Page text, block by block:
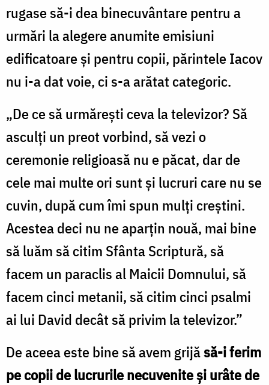
rugase să-i dea binecuvântare pentru a
urmări la alegere anumite emisiuni
edificatoare şi pentru copii, părintele Iacov
nu i-a dat voie, ci s-a arătat categoric.
„De ce să urmăreşti ceva la televizor? Să
asculţi un preot vorbind, să vezi o
ceremonie religioasă nu e păcat, dar de
cele mai multe ori sunt şi lucruri care nu se
cuvin, după cum îmi spun mulţi creştini.
Acestea deci nu ne aparţin nouă, mai bine
să luăm să citim Sfânta Scriptură, să
facem un paraclis al Maicii Domnului, să
facem cinci metanii, să citim cinci psalmi
ai lui David decât să privim la televizor.”
De aceea este bine să avem grijăsă-i ferim
pe copii de lucrurile necuvenite şi urâte de